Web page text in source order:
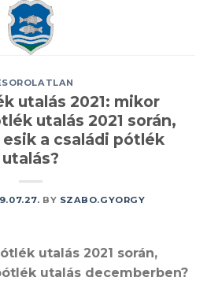
utalás 2021: mikor
utalás 2021 során,
a családi pótlék
utalás?
BY SZABO.GYORGY
utalás 2021 során,
utalás decemberben?